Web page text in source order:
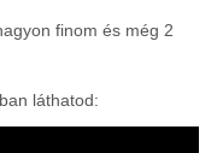
finom és még 2
láthatod: